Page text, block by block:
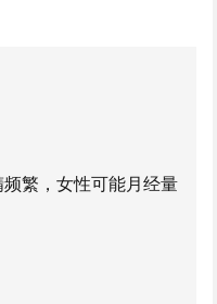
频繁，女性可能月经量